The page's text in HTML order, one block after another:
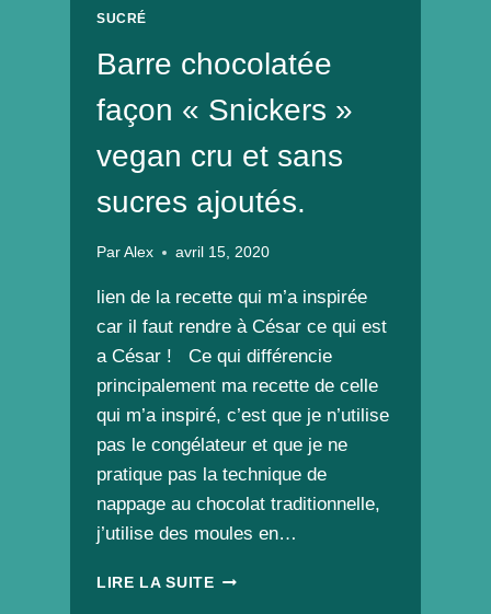
SUCRÉ
Barre chocolatée
façon « Snickers »
vegan cru et sans
sucres ajoutés.
Par Alex avril 15, 2020
lien de la recette qui m’a inspirée
car il faut rendre à César ce qui est
a César ! Ce qui différencie
principalement ma recette de celle
qui m’a inspiré, c’est que je n’utilise
pas le congélateur et que je ne
pratique pas la technique de
nappage au chocolat traditionnelle,
j’utilise des moules en…
LIRE LA SUITEBARRE